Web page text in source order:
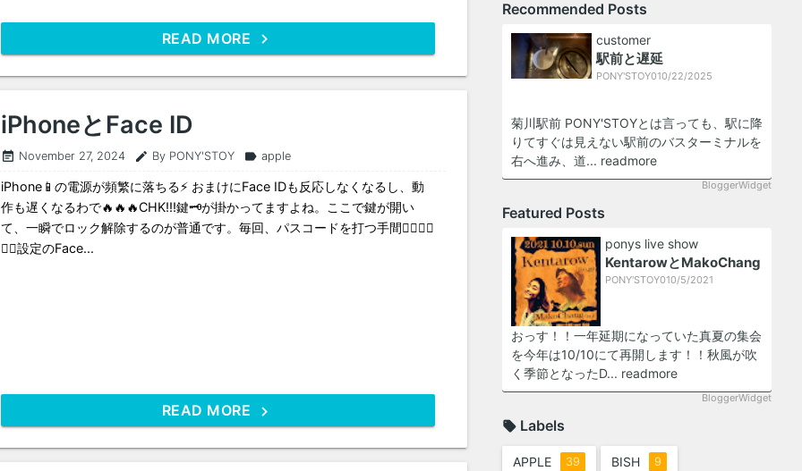
READ MORE
iPhoneとFace ID
event_note November 27, 2024 edit By PONY'STOY label apple
iPhone📱の電源が頻繁に落ちる⚡️ おまけにFace IDも反応しなくなるし、動
作も遅くなるわで🔥🔥🔥CHK!!!鍵🗝️が掛かってますよね。ここで鍵が開い
て、一瞬でロック解除するのが普通です。毎回、パスコードを打つ手間😵‍💫😵‍💫
😵‍💫設定のFace...
READ MORE
Recommended Posts
customer
駅前と遅延
PONY'STOY010/22/2025
菊川駅前 PONY'STOYとは言っても、駅に降
りてすぐは見えない駅前のバスターミナルを
右へ進み、道... readmore
BloggerWidget
Featured Posts
ponys live show
KentarowとMakoChang
PONY'STOY010/5/2021
おっす！！一年延期になっていた真夏の集会
を今年は10/10にて再開します！！秋風が吹
く季節となったD... readmore
BloggerWidget
Labels
APPLE 39 BISH 9